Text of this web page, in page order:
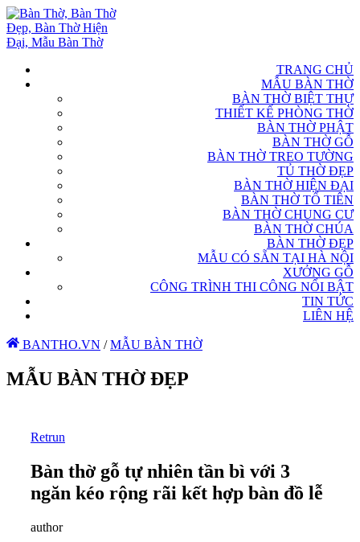
TRANG CHỦ
MẪU BÀN THỜ
BÀN THỜ BIỆT THỰ
THIẾT KẾ PHÒNG THỜ
BÀN THỜ PHẬT
BÀN THỜ GỖ
BÀN THỜ TREO TƯỜNG
TỦ THỜ ĐẸP
BÀN THỜ HIỆN ĐẠI
BÀN THỜ TỔ TIÊN
BÀN THỜ CHUNG CƯ
BÀN THỜ CHÚA
BÀN THỜ ĐẸP
MẪU CÓ SẴN TẠI HÀ NỘI
XƯỞNG GỖ
CÔNG TRÌNH THI CÔNG NỔI BẬT
TIN TỨC
LIÊN HỆ
BANTHO.VN / MẪU BÀN THỜ
MẪU BÀN THỜ ĐẸP
Retrun
Bàn thờ gỗ tự nhiên tần bì với 3
ngăn kéo rộng rãi kết hợp bàn đồ lễ
author